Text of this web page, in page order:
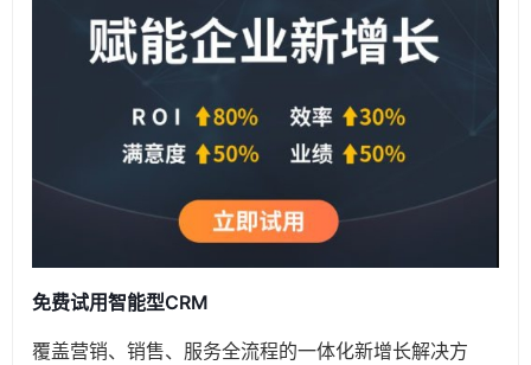
免费试用智能型CRM
覆盖营销、销售、服务全流程的一体化新增长解决方